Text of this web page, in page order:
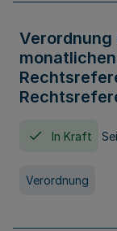
Verordnung
In Kraft
Verordnung